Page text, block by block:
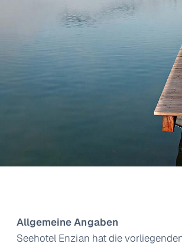
Allgemeine Angaben
Seehotel Enzian hat die